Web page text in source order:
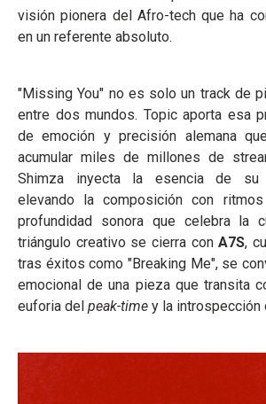
visión pionera del Afro-tech que ha
en un referente absoluto.
"Missing You" no es solo un track de
entre dos mundos. Topic aporta esa
de emoción y precisión alemana
acumular miles de millones de
Shimza inyecta la esencia de su
elevando la composición con
profundidad sonora que celebra la
triángulo creativo se cierra conA7S,
tras éxitos como "Breaking Me", se
emocional de una pieza que transita
euforia del peak-time y la introspección